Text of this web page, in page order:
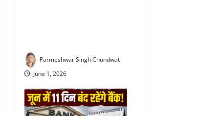
Parmeshwar Singh Chundwat
June 1, 2026